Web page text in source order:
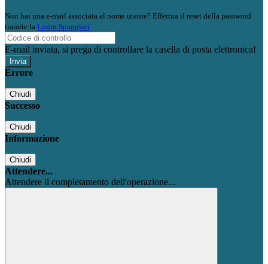
Non hai una e-mail associata al nome utente? Effettua il reset della password
tramite la Login Spaggiari
E-mail inviata, si prega di controllare la casella di posta elettronica!
Errore
Chiudi
Successo
Chiudi
Informazione
Chiudi
Attendere...
Attendere il completamento dell'operazione...